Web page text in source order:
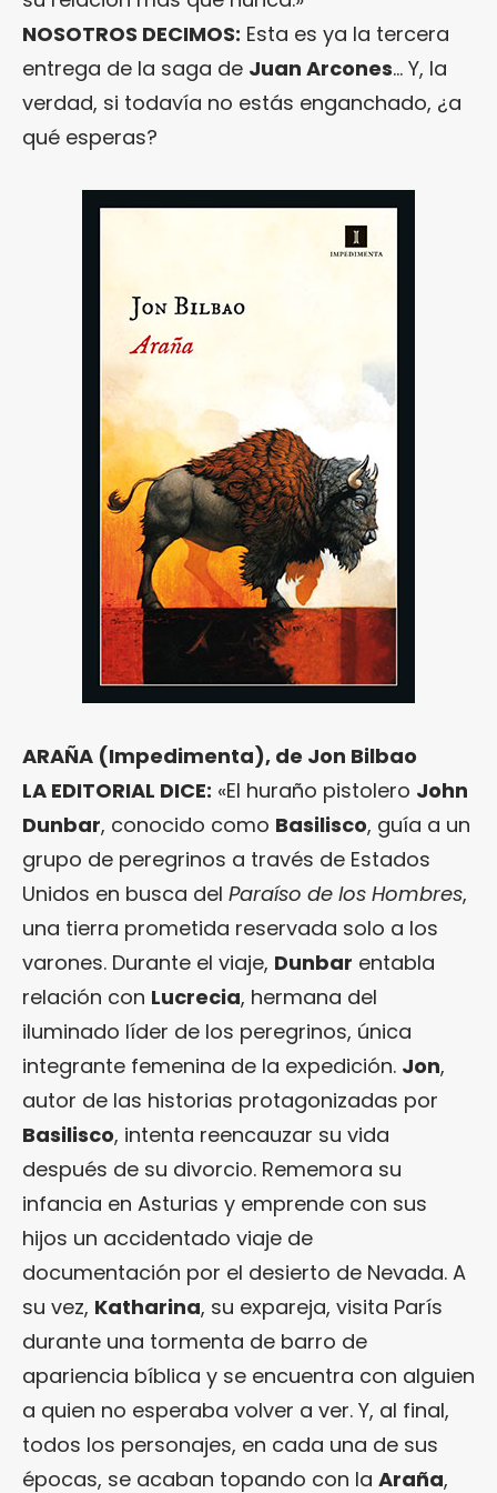
NOSOTROS DECIMOS: Esta es ya la tercera
entrega de la saga de Juan Arcones… Y, la
verdad, si todavía no estás enganchado, ¿a
qué esperas?
ARAÑA (Impedimenta), de Jon Bilbao
LA EDITORIAL DICE: «El huraño pistolero John
Dunbar, conocido como Basilisco, guía a un
grupo de peregrinos a través de Estados
Unidos en busca del Paraíso de los Hombres,
una tierra prometida reservada solo a los
varones. Durante el viaje, Dunbar entabla
relación con Lucrecia, hermana del
iluminado líder de los peregrinos, única
integrante femenina de la expedición. Jon,
autor de las historias protagonizadas por
Basilisco, intenta reencauzar su vida
después de su divorcio. Rememora su
infancia en Asturias y emprende con sus
hijos un accidentado viaje de
documentación por el desierto de Nevada. A
su vez, Katharina, su expareja, visita París
durante una tormenta de barro de
apariencia bíblica y se encuentra con alguien
a quien no esperaba volver a ver. Y, al final,
todos los personajes, en cada una de sus
épocas, se acaban topando con la Araña,